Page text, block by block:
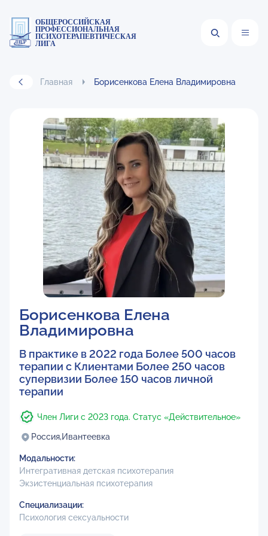
ОБЩЕРОССИЙСКАЯ
ПРОФЕССИОНАЛЬНАЯ
ПСИХОТЕРАПЕВТИЧЕСКАЯ
ЛИГА
Главная Борисенкова Елена Владимировна
Борисенкова Елена
Владимировна
В практике в 2022 года Более 500 часов
терапии с Клиентами Более 250 часов
супервизии Более 150 часов личной
терапии
Член Лиги с 2023 года. Статус «Действительное»
Россия,Ивантеевка
Модальности:
Интегративная детская психотерапия
Экзистенциальная психотерапия
Специализации:
Психология сексуальности